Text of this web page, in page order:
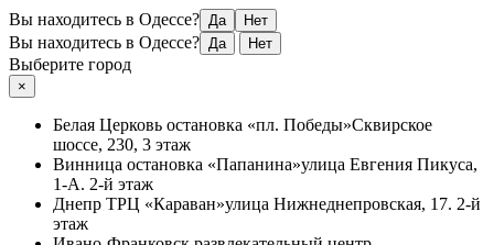
Вы находитесь в Одессе? Да Нет
Вы находитесь в Одессе? Да Нет
Выберите город
×
Белая Церковь остановка «пл. Победы»Сквирское
шоссе, 230, 3 этаж
Винница остановка «Папанина»улица Евгения Пикуса,
1-А. 2-й этаж
Днепр ТРЦ «Караван»улица Нижнеднепровская, 17. 2-й
этаж